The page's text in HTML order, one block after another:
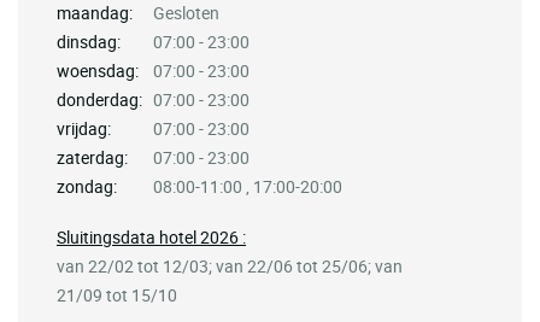
maandag:
Gesloten
dinsdag:
07:00 - 23:00
woensdag:
07:00 - 23:00
donderdag: 07:00 - 23:00
vrijdag:
07:00 - 23:00
zaterdag:
07:00 - 23:00
zondag:
08:00-11:00 , 17:00-20:00
Sluitingsdata hotel 2026 :
van 22/02 tot 12/03; van 22/06 tot 25/06; van
21/09 tot 15/10